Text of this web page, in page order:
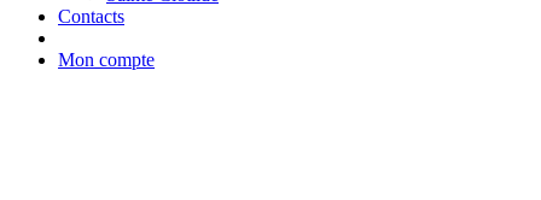
Contacts
Mon compte